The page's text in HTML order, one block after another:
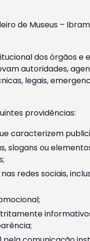
de Museus –
dos órgãos e
autoridades,
legais,
providências:
caracterizem
ou
redes sociais,